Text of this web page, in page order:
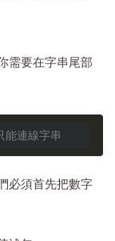
需要在字串尾部
能連線字串
必須首先把數字